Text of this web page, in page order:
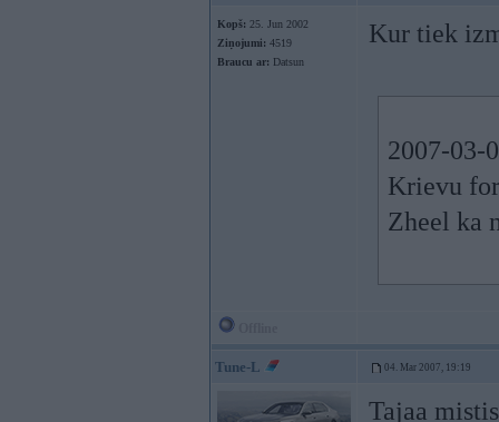
Kopš: 25. Jun 2002
Ziņojumi: 4519
Braucu ar: Datsun
Kur tiek
2007-03-
Krievu
Zheel ka
Tune-L 04. Mar 2007, 19:19
Tajaa